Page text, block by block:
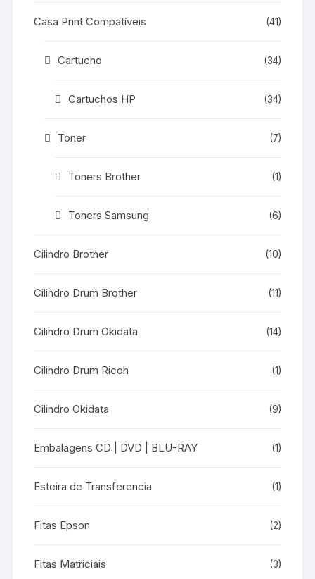
Casa Print Compatíveis (41)
Cartucho (34)
Cartuchos HP (34)
Toner (7)
Toners Brother (1)
Toners Samsung (6)
Cilindro Brother (10)
Cilindro Drum Brother (11)
Cilindro Drum Okidata (14)
Cilindro Drum Ricoh (1)
Cilindro Okidata (9)
Embalagens CD | DVD | BLU-RAY (1)
Esteira de Transferencia (1)
Fitas Epson (2)
Fitas Matriciais (3)